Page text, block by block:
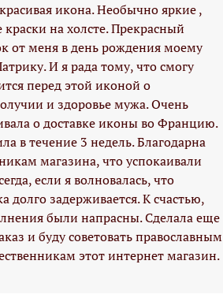
икона. Необычно яркие ,
краски на холсте. Прекрасный
от меня в день рождения моему
И я рада тому, что смогу
перед этой иконой о
и здоровье мужа. Очень
о доставке иконы во Францию.
в течение 3 недель. Благодарна
магазина, что успокаивали
если я волновалась, что
долго задерживается. К счастью,
были напрасны. Сделала еще
и буду советовать православным
этот интернет магазин.